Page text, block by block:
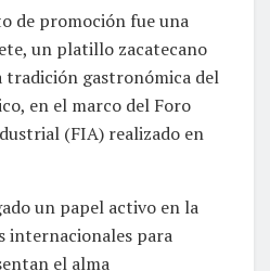
de promoción fue una
un platillo zacatecano
tradición gastronómica del
en el marco del Foro
(FIA) realizado en
un papel activo en la
internacionales para
el alma